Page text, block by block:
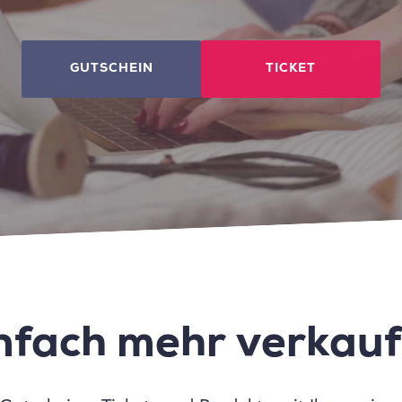
GUTSCHEIN TICKET
mehr